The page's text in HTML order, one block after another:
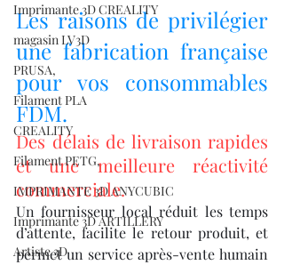
Imprimante 3D CREALITY
magasin LV3D
PRUSA,
Filament PLA
CREALITY
Filament PETG,
IMPRIMANTE 3D ANYCUBIC
Imprimante 3D ARTILLERY
Artiste 3D
Les raisons de privilégier
une fabrication française
pour vos consommables
FDM.
Des délais de livraison rapides
et une meilleure réactivité
commerciale.
Un fournisseur local réduit les temps
d’attente, facilite le retour produit, et
permet un service après-vente humain